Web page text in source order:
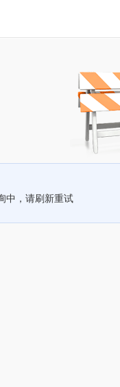
中，请刷新重试